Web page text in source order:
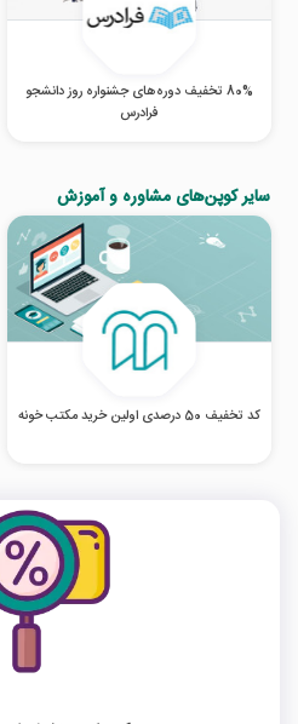
80% تخفیف دوره‌های جشنواره روز دانشجو
فرادرس
سایر کوپن‌های مشاوره و آموزش
کد تخفیف 50 درصدی اولین خرید مکتب خونه